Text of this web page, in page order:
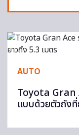
AUTO
Toyota Gran
แบบด้วยตัวถังที่